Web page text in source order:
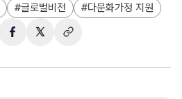
글로벌비전 다문화가정 지원